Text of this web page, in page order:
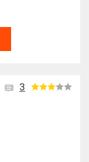
3